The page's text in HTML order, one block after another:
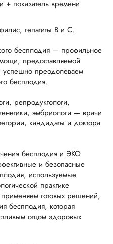
+ показатель времени
гепатиты В и С.
бесплодия — профильное
предоставляемой
успешно преодолеваем
бесплодия.
репродуктологи,
эмбриологи — врачи
кандидаты и доктора
бесплодия и ЭКО
и безопасные
используемые
практике
готовых решений,
бесплодия, которая
отцом здоровых